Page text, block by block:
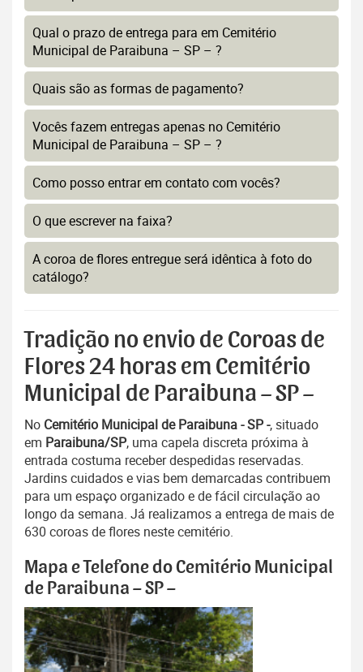
Qual o prazo de entrega para em Cemitério
Municipal de Paraibuna – SP – ?
Quais são as formas de pagamento?
Vocês fazem entregas apenas no Cemitério
Municipal de Paraibuna – SP – ?
Como posso entrar em contato com vocês?
O que escrever na faixa?
A coroa de flores entregue será idêntica à foto do
catálogo?
Tradição no envio de Coroas de
Flores 24 horas em Cemitério
Municipal de Paraibuna – SP –
No Cemitério Municipal de Paraibuna - SP -, situado
em Paraibuna/SP, uma capela discreta próxima à
entrada costuma receber despedidas reservadas.
Jardins cuidados e vias bem demarcadas contribuem
para um espaço organizado e de fácil circulação ao
longo da semana. Já realizamos a entrega de mais de
630 coroas de flores neste cemitério.
Mapa e Telefone do Cemitério Municipal
de Paraibuna – SP –